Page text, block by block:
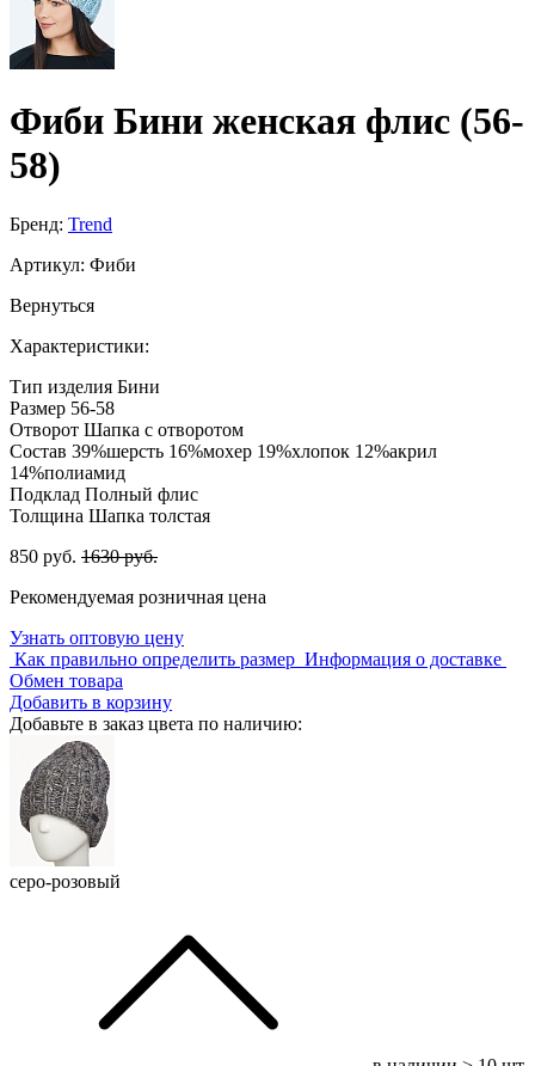
Фиби Бини женская флис (56-
58)
Бренд: Trend
Артикул: Фиби
Вернуться
Характеристики:
Тип изделия Бини
Размер 56-58
Отворот Шапка с отворотом
Состав 39%шерсть 16%мохер 19%хлопок 12%акрил
14%полиамид
Подклад Полный флис
Толщина Шапка толстая
850 руб. 1630 руб.
Рекомендуемая розничная цена
Узнать оптовую цену
Как правильно определить размер Информация о доставке
Обмен товара
Добавить в корзину
Добавьте в заказ цвета по наличию:
серо-розовый